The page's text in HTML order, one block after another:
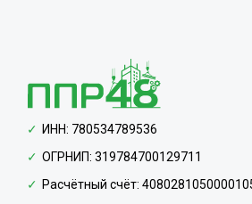
ИНН: 780534789536
ОГРНИП: 319784700129711
Расчётный счёт: